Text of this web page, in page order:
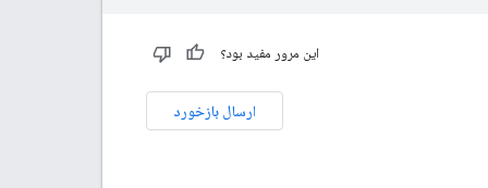
این مرور مفید بود؟
ارسال بازخورد